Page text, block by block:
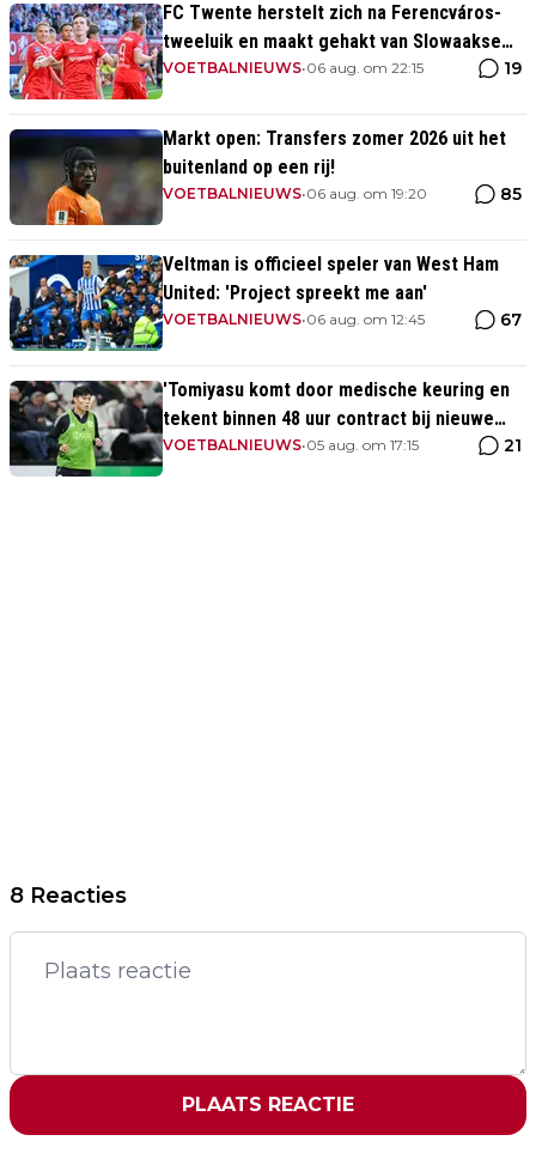
FC Twente herstelt zich na Ferencváros-
tweeluik en maakt gehakt van Slowaakse
opponent
VOETBALNIEUWS•06 aug. om 22:15 19
Markt open: Transfers zomer 2026 uit het
buitenland op een rij!
VOETBALNIEUWS•06 aug. om 19:20 85
Veltman is officieel speler van West Ham
United: 'Project spreekt me aan'
VOETBALNIEUWS•06 aug. om 12:45 67
'Tomiyasu komt door medische keuring en
tekent binnen 48 uur contract bij nieuwe
club'
VOETBALNIEUWS•05 aug. om 17:15 21
8 Reacties
PLAATS REACTIE